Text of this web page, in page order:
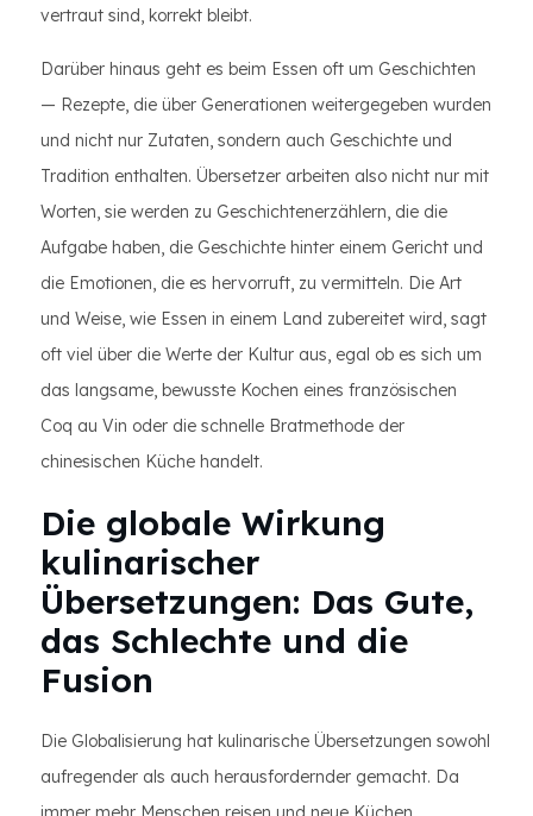
vertraut sind, korrekt bleibt.
Darüber hinaus geht es beim Essen oft um Geschichten
— Rezepte, die über Generationen weitergegeben wurden
und nicht nur Zutaten, sondern auch Geschichte und
Tradition enthalten. Übersetzer arbeiten also nicht nur mit
Worten, sie werden zu Geschichtenerzählern, die die
Aufgabe haben, die Geschichte hinter einem Gericht und
die Emotionen, die es hervorruft, zu vermitteln. Die Art
und Weise, wie Essen in einem Land zubereitet wird, sagt
oft viel über die Werte der Kultur aus, egal ob es sich um
das langsame, bewusste Kochen eines französischen
Coq au Vin oder die schnelle Bratmethode der
chinesischen Küche handelt.
Die globale Wirkung
kulinarischer
Übersetzungen: Das Gute,
das Schlechte und die
Fusion
Die Globalisierung hat kulinarische Übersetzungen sowohl
aufregender als auch herausfordernder gemacht. Da